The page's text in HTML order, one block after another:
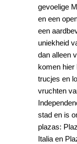
gevoelige
en een
een
uniekheid
dan alleen
komen hier
trucjes en
vruchten
stad en is
plazas:
Italia en